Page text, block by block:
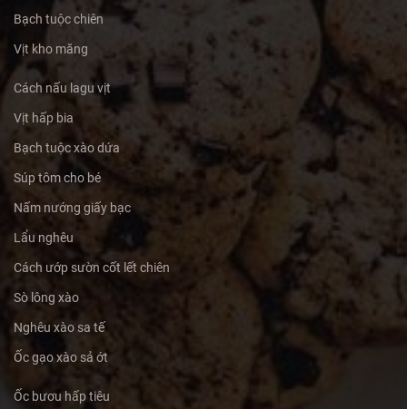
Bạch tuộc chiên
Vịt kho măng
Cách nấu lagu vịt
Vịt hấp bia
Bạch tuộc xào dứa
Súp tôm cho bé
Nấm nướng giấy bạc
Lẩu nghêu
Cách ướp sườn cốt lết chiên
Sò lông xào
Nghêu xào sa tế
Ốc gạo xào sả ớt
Ốc bươu hấp tiêu